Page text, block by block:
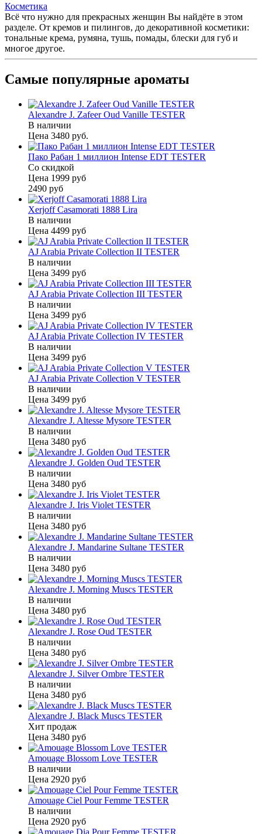
Косметика
Всё что нужно для прекрасных женщин Вы найдёте в этом
разделе. От кремов и пилингов, до декоративной косметики:
тональные крема, румяна, тушь, помады, блески для губ и
многое другое.
Самые популярные ароматы
Alexandre J. Zafeer Oud Vanille TESTER
В наличии
Цена 3480 руб.
Пако Рабан 1 миллион Intense EDT TESTER
Со скидкой
Цена 1999 руб
2490 руб
Xerjoff Casamorati 1888 Lira
В наличии
Цена 4499 руб
AJ Arabia Private Collection II TESTER
В наличии
Цена 3499 руб
AJ Arabia Private Collection III TESTER
В наличии
Цена 3499 руб
AJ Arabia Private Collection IV TESTER
В наличии
Цена 3499 руб
AJ Arabia Private Collection V TESTER
В наличии
Цена 3499 руб
Alexandre J. Altesse Mysore TESTER
В наличии
Цена 3480 руб
Alexandre J. Golden Oud TESTER
В наличии
Цена 3480 руб
Alexandre J. Iris Violet TESTER
В наличии
Цена 3480 руб
Alexandre J. Mandarine Sultane TESTER
В наличии
Цена 3480 руб
Alexandre J. Morning Muscs TESTER
В наличии
Цена 3480 руб
Alexandre J. Rose Oud TESTER
В наличии
Цена 3480 руб
Alexandre J. Silver Ombre TESTER
В наличии
Цена 3480 руб
Alexandre J. Black Muscs TESTER
Хит продаж
Цена 3480 руб
Amouage Blossom Love TESTER
В наличии
Цена 2920 руб
Amouage Ciel Pour Femme TESTER
В наличии
Цена 2920 руб